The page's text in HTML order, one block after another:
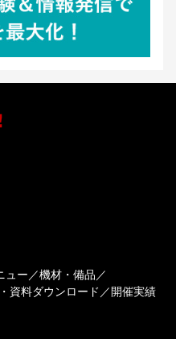
ュー
機材・備品
資料ダウンロード 開催実績